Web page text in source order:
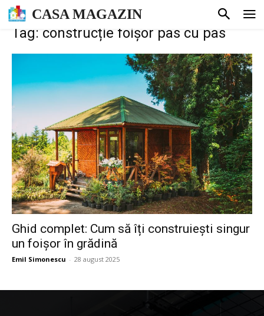
CASA MAGAZIN
Tag: construcție foișor pas cu pas
Ghid complet: Cum să îți construiești singur
un foișor în grădină
Emil Simonescu - 28 august 2025